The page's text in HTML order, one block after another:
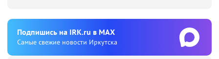
Подпишиcь на IRK.ru в MAX
Cамые свежие новости Иркутска